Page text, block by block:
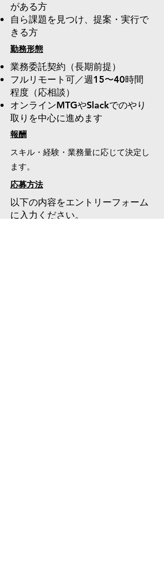
がある方
自ら課題を見つけ、提案・実行で
きる方
勤務形態
業務委託契約（長期前提）
フルリモート可／週15〜40時間
程度（応相談）
オンラインMTGやSlackでのやり
取りを中心に進めます
報酬
スキル・経験・業務量に応じて決定し
ます。
応募方法
以下の内容をエントリーフォーム
に入力ください。